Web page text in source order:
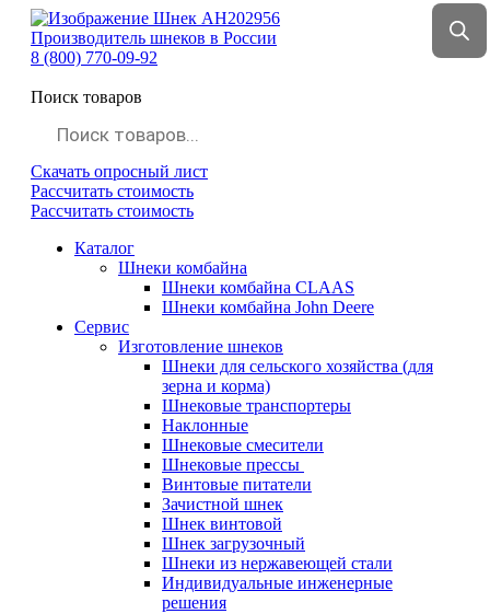
Производитель шнеков в России
8 (800) 770-09-92
Поиск товаров
Скачать опросный лист
Рассчитать стоимость
Рассчитать стоимость
Каталог
Шнеки комбайна
Шнеки комбайна CLAAS
Шнеки комбайна John Deere
Сервис
Изготовление шнеков
Шнеки для сельского хозяйства (для
зерна и корма)
Шнековые транспортеры
Наклонные
Шнековые смесители
Шнековые прессы
Винтовые питатели
Зачистной шнек
Шнек винтовой
Шнек загрузочный
Шнеки из нержавеющей стали
Индивидуальные инженерные
решения